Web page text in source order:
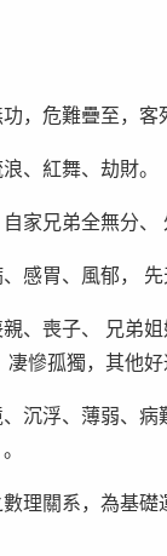
，危難疊至，客
、紅舞、劫財。
家兄弟全無分、
感胃、風郁， 先
、喪子、 兄弟
慘孤獨，其他好
沉浮、薄弱、
理關系，為基礎